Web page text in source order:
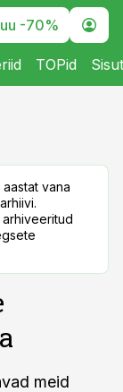
-70%
TOPid
vana
meid